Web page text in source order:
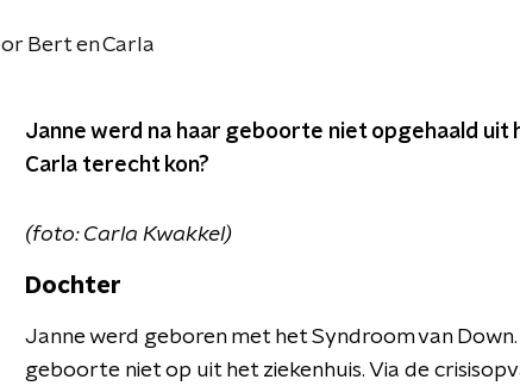
Bert en Carla
Janne werd na haar geboorte niet opgehaald uit
Carla terecht kon?
(foto: Carla Kwakkel)
Dochter
Janne werd geboren met het Syndroom van
geboorte niet op uit het ziekenhuis. Via de